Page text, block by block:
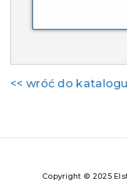
<< wróć do
Copyright © 2025